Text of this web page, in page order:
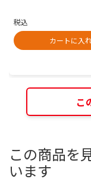
税込
カートに入
こ
この商品を
います